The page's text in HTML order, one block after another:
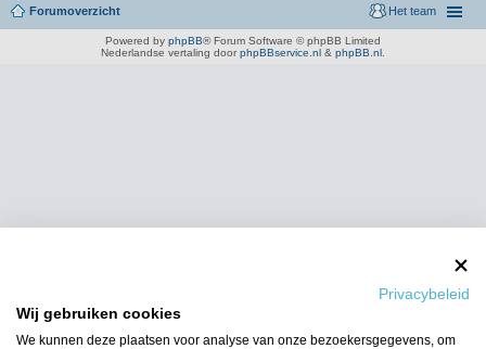
Forumoverzicht Het team
Powered by phpBB® Forum Software © phpBB Limited
Nederlandse vertaling door phpBBservice.nl & phpBB.nl
Privacybeleid
Wij gebruiken cookies
We kunnen deze plaatsen voor analyse van onze bezoekersgegevens, om